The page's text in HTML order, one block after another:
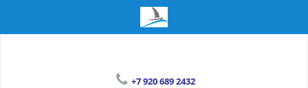
+7 920 689 2432